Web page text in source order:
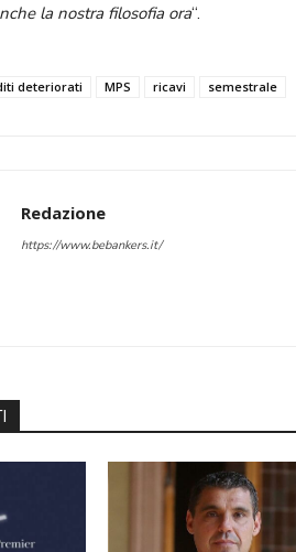
la nostra filosofia ora“.
deteriorati MPS ricavi semestrale
Redazione
https://www.bebankers.it/